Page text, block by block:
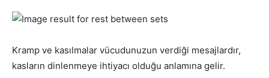
Kramp ve kasılmalar vücudunuzun verdiği mesajlardır,
kasların dinlenmeye ihtiyacı olduğu anlamına gelir.